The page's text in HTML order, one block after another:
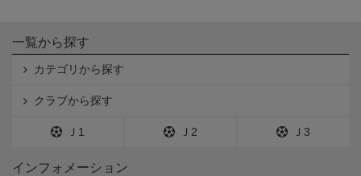
一覧から探す
カテゴリから探す
クラブから探す
Ｊ1 Ｊ2 Ｊ3
インフォメーション